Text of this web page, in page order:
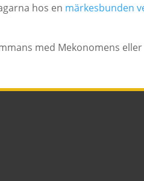
hos en märkesbunden
med Mekonomens eller